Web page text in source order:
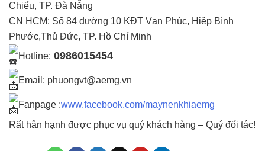
Chiểu, TP. Đà Nẵng
CN HCM: Số 84 đường 10 KĐT Vạn Phúc, Hiệp Bình
Phước,Thủ Đức, TP. Hồ Chí Minh
Hotline: 0986015454
Email: phuongvt@aemg.vn
Fanpage :www.facebook.com/maynenkhiaemg
Rất hân hạnh được phục vụ quý khách hàng – Quý đối tác!